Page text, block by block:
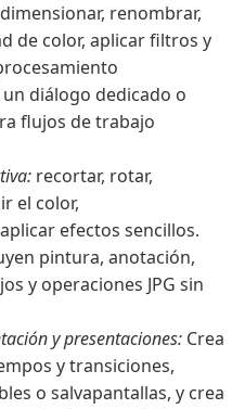
renombrar,
de color, aplicar filtros y
diálogo dedicado o
flujos de trabajo
recortar, rotar,
el color,
efectos sencillos.
pintura, anotación,
y operaciones JPG sin
y presentaciones: Crea
y transiciones,
o salvapantallas, y crea